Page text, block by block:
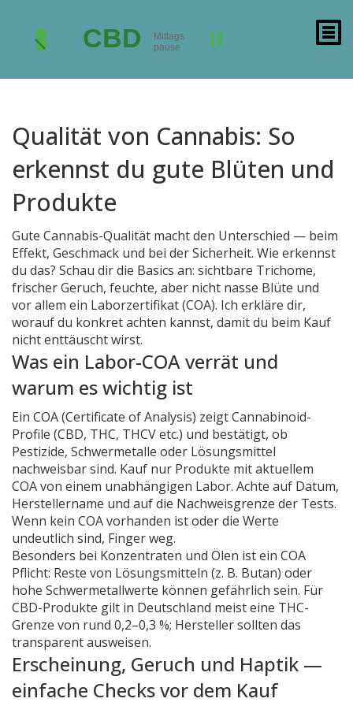
Qualität von Cannabis: So
erkennst du gute Blüten und
Produkte
Gute Cannabis-Qualität macht den Unterschied — beim
Effekt, Geschmack und bei der Sicherheit. Wie erkennst
du das? Schau dir die Basics an: sichtbare Trichome,
frischer Geruch, feuchte, aber nicht nasse Blüte und
vor allem ein Laborzertifikat (COA). Ich erkläre dir,
worauf du konkret achten kannst, damit du beim Kauf
nicht enttäuscht wirst.
Was ein Labor-COA verrät und
warum es wichtig ist
Ein COA (Certificate of Analysis) zeigt Cannabinoid-
Profile (CBD, THC, THCV etc.) und bestätigt, ob
Pestizide, Schwermetalle oder Lösungsmittel
nachweisbar sind. Kauf nur Produkte mit aktuellem
COA von einem unabhängigen Labor. Achte auf Datum,
Herstellername und auf die Nachweisgrenze der Tests.
Wenn kein COA vorhanden ist oder die Werte
undeutlich sind, Finger weg.
Besonders bei Konzentraten und Ölen ist ein COA
Pflicht: Reste von Lösungsmitteln (z. B. Butan) oder
hohe Schwermetallwerte können gefährlich sein. Für
CBD-Produkte gilt in Deutschland meist eine THC-
Grenze von rund 0,2–0,3 %; Hersteller sollten das
transparent ausweisen.
Erscheinung, Geruch und Haptik —
einfache Checks vor dem Kauf